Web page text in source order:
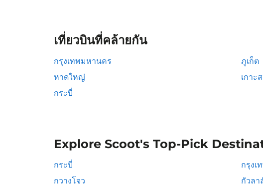
เที่ยวบินที่คล้ายกัน
กรุงเทพมหานคร ภูเก็ต
หาดใหญ่
เกาะ
กระบี่
Explore Scoot's Top-Pick
กระบี่ กรุงเ
กวางโจว
กัวลา